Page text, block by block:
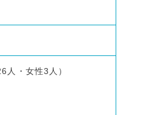
人・女性3人）